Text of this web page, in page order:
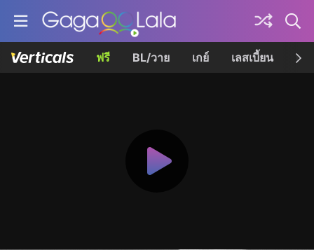
ฟรี BL/วาย เกย์ เลสเบี้ยน เค